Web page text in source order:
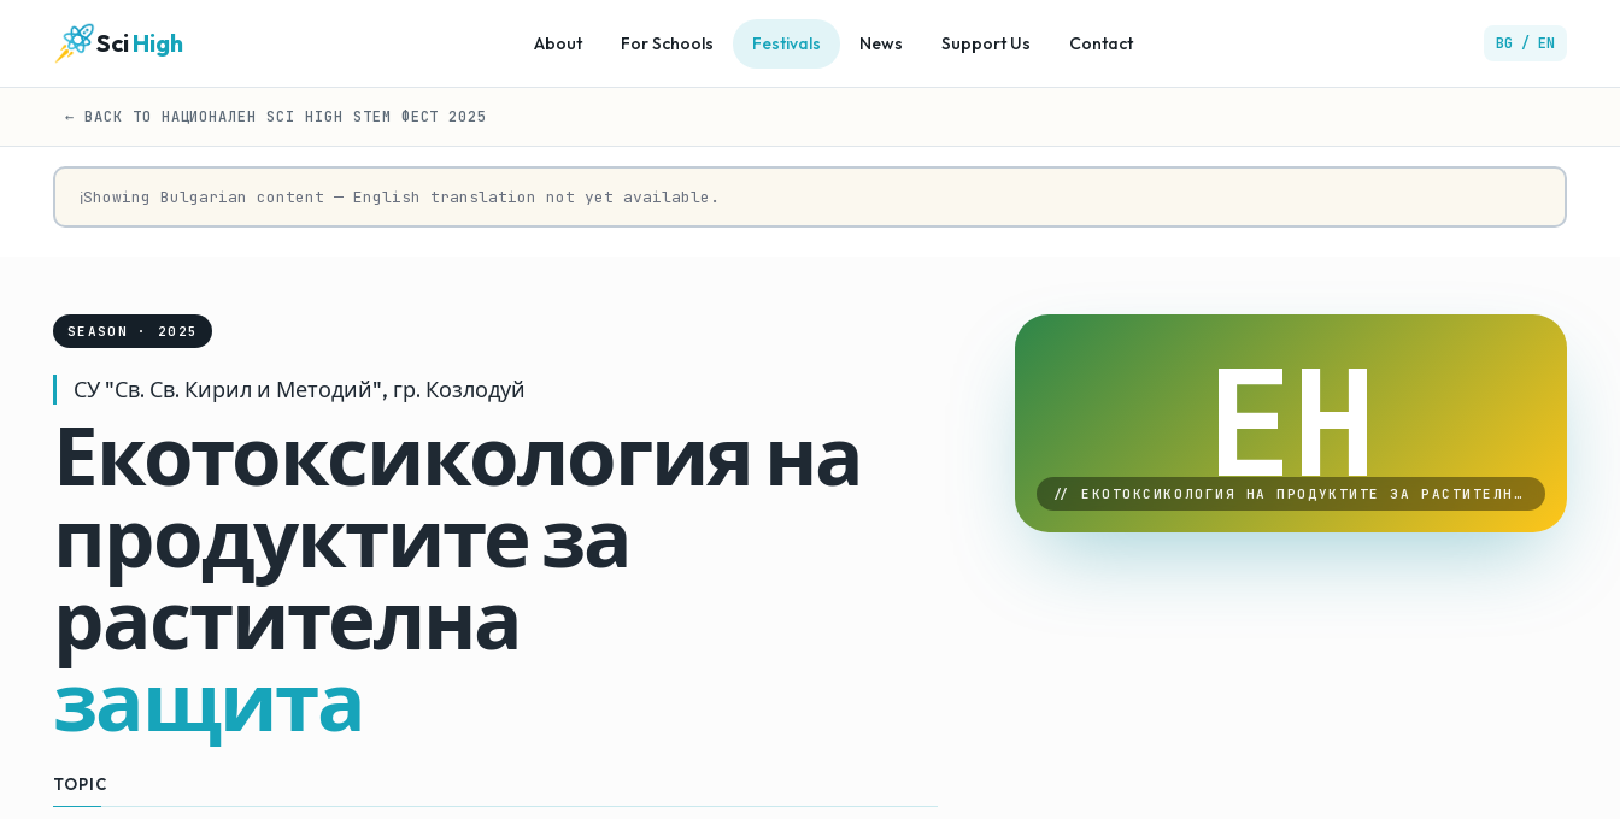
SciHigh About For Schools Festivals News Support Us Contact BG / EN
← BACK TO НАЦИОНАЛЕН SCI HIGH STEM ФЕСТ 2025
ℹShowing Bulgarian content — English translation not yet available.
SEASON · 2025
СУ "Св. Св. Кирил и Методий", гр. Козлодуй
Екотоксикология на
продуктите за
растителна
защита
TOPIC
ЕН // ЕКОТОКСИКОЛОГИЯ НА ПРОДУКТИТЕ ЗА РАСТИТЕЛНА ЗАЩИТА · 2025